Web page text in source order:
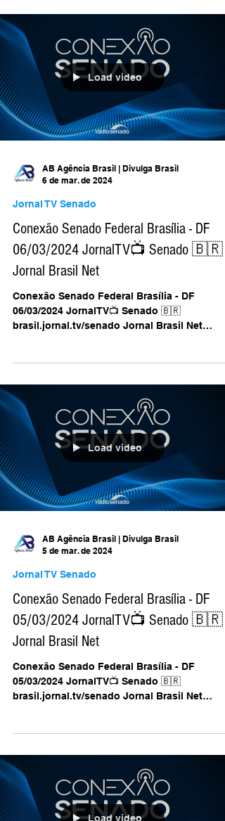
@jornalbrasilnet/...
Load video
AB Agência Brasil | Divulga Brasil
6 de mar. de 2024
Jornal TV Senado
06/03/2024 JornalTV📺 Senado 🇧🇷
Jornal Brasil Net
06/03/2024 JornalTV📺 Senado 🇧🇷
@jornalbrasilnet/...
Load video
AB Agência Brasil | Divulga Brasil
5 de mar. de 2024
Jornal TV Senado
05/03/2024 JornalTV📺 Senado 🇧🇷
Jornal Brasil Net
05/03/2024 JornalTV📺 Senado 🇧🇷
@jornalbrasilnet/...